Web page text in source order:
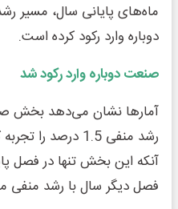
ماه‌های پایانی سال، مسیر
دوباره وارد رکود کرده است.
صنعت دوباره وارد رکود شد
رشد منفی 1.5 درصد
آنکه این بخش تنها در فصل
فصل دیگر سال با رشد منفی